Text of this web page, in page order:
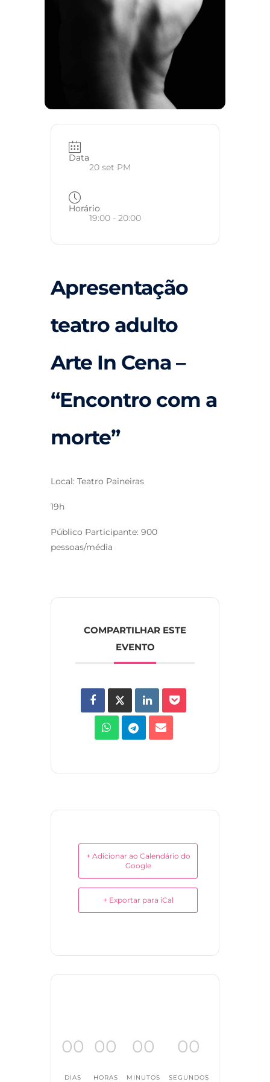
Data
20 set PM
Horário
19:00 - 20:00
Apresentação
teatro adulto
Arte In Cena –
“Encontro com a
morte”
Local: Teatro Paineiras
19h
Público Participante: 900
pessoas/média
COMPARTILHAR ESTE
EVENTO
+ Adicionar ao Calendário do
Google
+ Exportar para iCal
00
DIAS
00
HORAS
00
MINUTOS
00
SEGUNDOS